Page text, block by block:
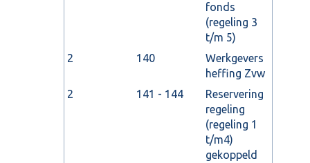
fonds
(regeling 3
t/m 5)
2
140
Werkgevers
heffing Zvw
2
141 - 144
Reservering
regeling
(regeling 1
t/m4)
gekoppeld